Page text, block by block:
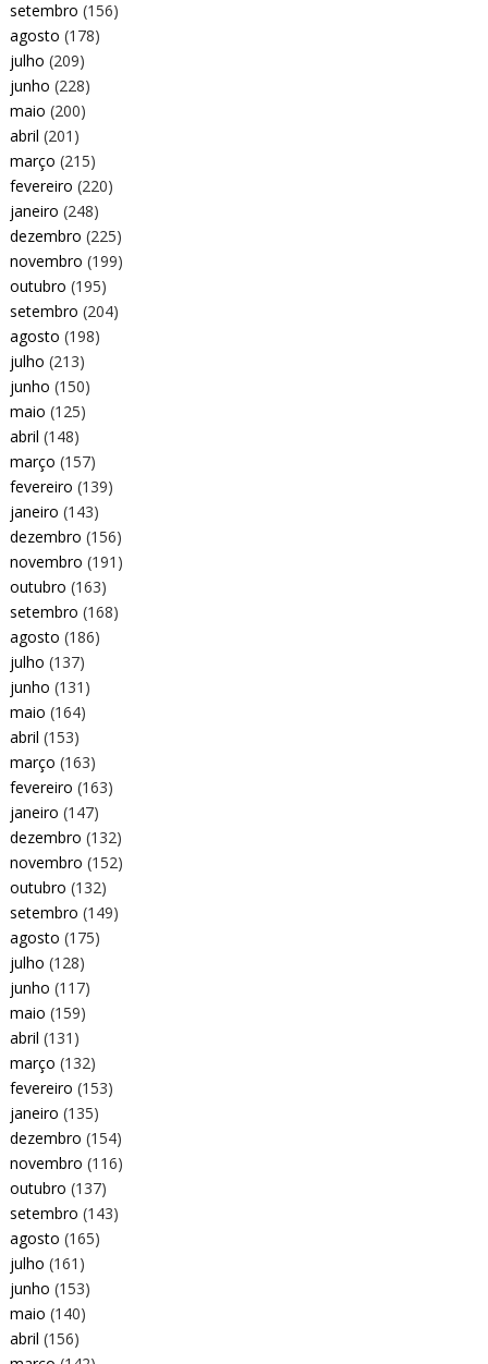
setembro (156)
agosto (178)
julho (209)
junho (228)
maio (200)
abril (201)
março (215)
fevereiro (220)
janeiro (248)
dezembro (225)
novembro (199)
outubro (195)
setembro (204)
agosto (198)
julho (213)
junho (150)
maio (125)
abril (148)
março (157)
fevereiro (139)
janeiro (143)
dezembro (156)
novembro (191)
outubro (163)
setembro (168)
agosto (186)
julho (137)
junho (131)
maio (164)
abril (153)
março (163)
fevereiro (163)
janeiro (147)
dezembro (132)
novembro (152)
outubro (132)
setembro (149)
agosto (175)
julho (128)
junho (117)
maio (159)
abril (131)
março (132)
fevereiro (153)
janeiro (135)
dezembro (154)
novembro (116)
outubro (137)
setembro (143)
agosto (165)
julho (161)
junho (153)
maio (140)
abril (156)